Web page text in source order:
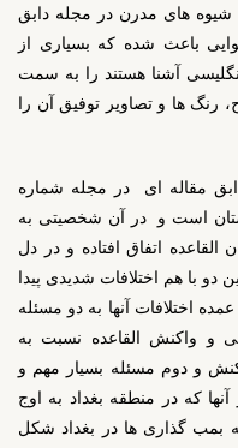
های مدرن در مجله دابق
باعث شده که بسیاری از
آشنا هستند را به سمت
رنگ ها و تصاویر توفیق آن را
مقاله ای در مجله شماره
است و در آن شخصیتی به
القاعده اتفاق افتاده و در دل
دو با هم اختلافات شدیدی پیدا
اختلافات آنها به دو مسئله
و واکنش القاعده نسبت به
و دوم مسئله بسیار مهم و
که در منطقه بغداد به اوج
در سال ۲۰۰۴ به بعد که بمب گذاری ها در بغداد شکل